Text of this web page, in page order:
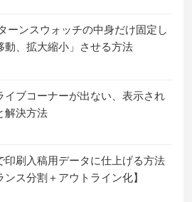
ーンスウォッチの中身だけ固定し
動、拡大縮小」させる方法
イブコーナーが出ない、表示され
解決方法
印刷入稿用データに仕上げる方法
ンス分割＋アウトライン化】